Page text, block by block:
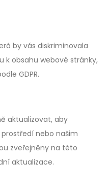
by vás diskriminovala
k obsahu webové stránky,
GDPR.
aktualizovat, aby
nebo našim
zveřejněny na této
aktualizace.